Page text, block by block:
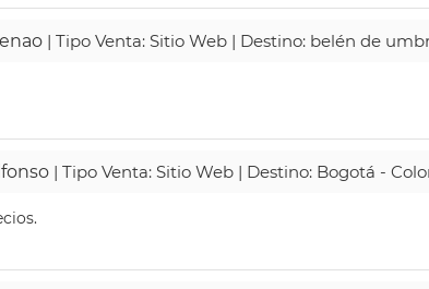
| Tipo Venta: Sitio Web | Destino: belén de
| Tipo Venta: Sitio Web | Destino: Bogotá -